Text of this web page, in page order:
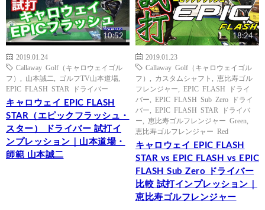
10:52
2019.01.24
Callaway Golf（キャロウェイゴル
フ）
山本誠二 ゴルフTV山本道場
EPIC FLASH STAR ドライバー
キャロウェイ EPIC FLASH
STAR（エピックフラッシュ・
スター） ドライバー 試打イ
ンプレッション｜山本道場・
師範 山本誠二
18:24
2019.01.23
Callaway Golf（キャロウェイゴル
フ）
カスタムシャフト
恵比寿ゴル
フレンジャー
EPIC FLASH ドライ
バー
EPIC FLASH Sub Zero ドライ
バー
EPIC FLASH STAR ドライバ
ー
恵比寿ゴルフレンジャー Green
恵比寿ゴルフレンジャー Red
キャロウェイ EPIC FLASH
STAR vs EPIC FLASH vs EPIC
FLASH Sub Zero ドライバー
比較 試打インプレッション｜
恵比寿ゴルフレンジャー